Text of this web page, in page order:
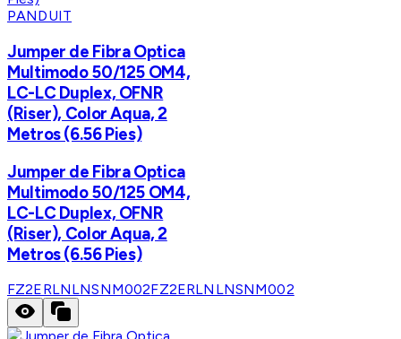
PANDUIT
Jumper de Fibra Optica
Multimodo 50/125 OM4,
LC-LC Duplex, OFNR
(Riser), Color Aqua, 2
Metros (6.56 Pies)
Jumper de Fibra Optica
Multimodo 50/125 OM4,
LC-LC Duplex, OFNR
(Riser), Color Aqua, 2
Metros (6.56 Pies)
FZ2ERLNLNSNM002FZ2ERLNLNSNM002